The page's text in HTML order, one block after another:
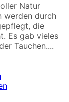
Natur
werden durch
die
Es gab vieles
Tauchen....